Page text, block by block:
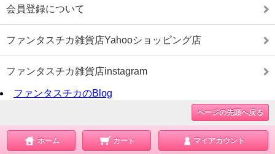
会員登録について
ファンタスチカ雑貨店Yahooショッピング店
ファンタスチカ雑貨店instagram
ファンタスチカのBlog
ページの先頭へ戻る
ホーム カート マイアカウント